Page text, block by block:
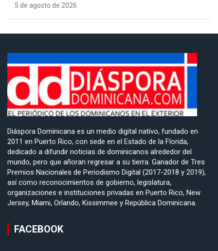
5 de agosto de 2026
Diáspora Dominicana es un medio digital nativo, fundado en
2011 en Puerto Rico, con sede en el Estado de la Florida,
dedicado a difundir noticias de dominicanos alrededor del
mundo, pero que añoran regresar a su tierra. Ganador de Tres
Premios Nacionales de Periodismo Digital (2017-2018 y 2019),
así como reconocimientos de gobierno, legislatura,
organizaciones e instituciones privadas en Puerto Rico, New
Jersey, Miami, Orlando, Kissimmee y República Dominicana.
FACEBOOK